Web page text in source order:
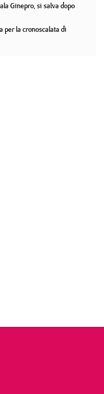
Ginepro, si salva dopo
per la cronoscalata di